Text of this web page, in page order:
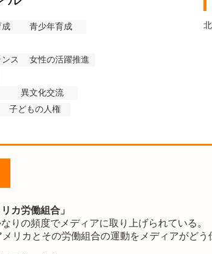
成
青少年育成
ス
女性の活躍推進
異文化交流
子どもの人権
カ労働組合」
りの頻度でメディアに取り上げられている。
リカとその労働組合の運動をメディアがどう